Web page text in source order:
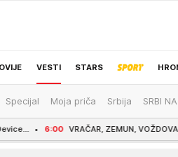
VESTI STARS
REGION NEWS IZBOR
Specijal Moja priča Srbija SRBI
VRAČAR, ZEMUN, VOŽDOVAC...